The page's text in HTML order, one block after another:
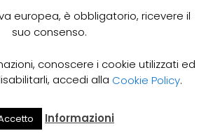
di allagamenti, cattivi odori e
infezioni.
lo spurgo dei pozzi neri
neri viene effettuato mediante
di aspirare e rimuovere le
accumulati all’interno del
Il Mio
europea, è obbligatorio, ricevere il
suo consenso.
conoscere i cookie utilizzati ed
accedi alla Cookie Policy.
Informazioni